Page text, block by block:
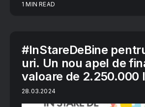
1 MIN READ
#InStareDeBine
uri. Un nou apel de
valoare de 2.250.000
28.03.2024